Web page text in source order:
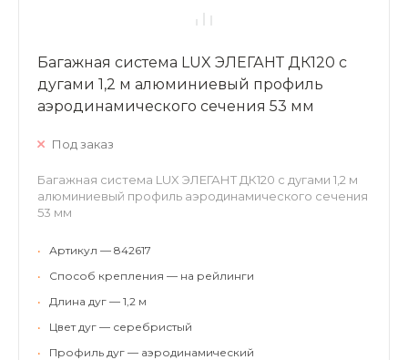
Багажная система LUX ЭЛЕГАНТ ДК120 с
дугами 1,2 м алюминиевый профиль
аэродинамического сечения 53 мм
Под заказ
Багажная система LUX ЭЛЕГАНТ ДК120 с дугами 1,2 м
алюминиевый профиль аэродинамического сечения
53 мм
•
Артикул — 842617
•
Способ крепления — на рейлинги
•
Длина дуг — 1,2 м
•
Цвет дуг — серебристый
•
Профиль дуг — аэродинамический